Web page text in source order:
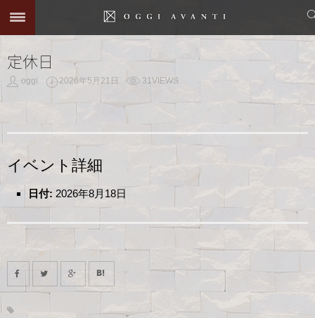
定休日
oggi 2026年5月21日 31VIEWS
イベント詳細
日付: 2026年8月18日